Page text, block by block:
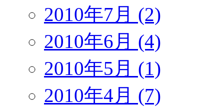
2010年7月 (2)
2010年6月 (4)
2010年5月 (1)
2010年4月 (7)